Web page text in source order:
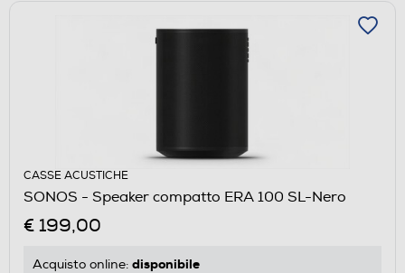
CASSE ACUSTICHE
SONOS - Speaker compatto ERA 100 SL-Nero
€ 199,00
Acquisto online: disponibile